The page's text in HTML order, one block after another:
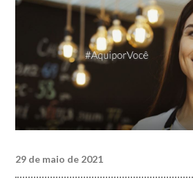
29 de maio de 2021